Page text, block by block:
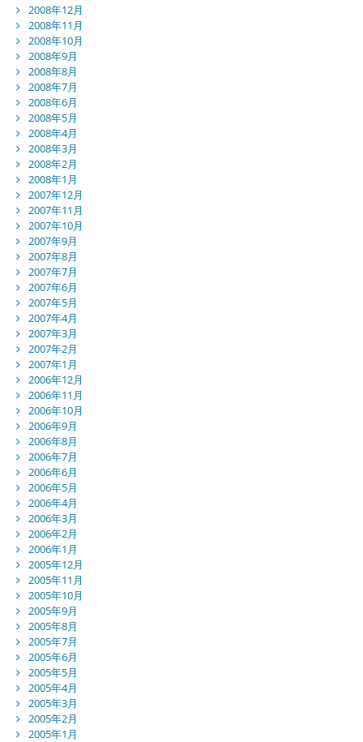
2008年12月
2008年11月
2008年10月
2008年9月
2008年8月
2008年7月
2008年6月
2008年5月
2008年4月
2008年3月
2008年2月
2008年1月
2007年12月
2007年11月
2007年10月
2007年9月
2007年8月
2007年7月
2007年6月
2007年5月
2007年4月
2007年3月
2007年2月
2007年1月
2006年12月
2006年11月
2006年10月
2006年9月
2006年8月
2006年7月
2006年6月
2006年5月
2006年4月
2006年3月
2006年2月
2006年1月
2005年12月
2005年11月
2005年10月
2005年9月
2005年8月
2005年7月
2005年6月
2005年5月
2005年4月
2005年3月
2005年2月
2005年1月